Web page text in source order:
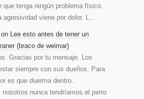
que tenga ningún problema físico.
agresividad viene por dolor. L…
on
Lee esto antes de tener un
(braco de weimar)
Gracias por tu mensaje. Los
siempre con sus dueños. Para
es que duerma dentro.
nosotros nunca tendríamos el perro